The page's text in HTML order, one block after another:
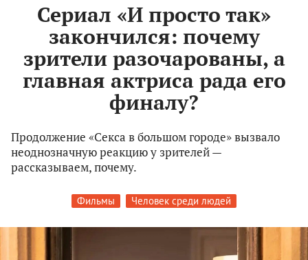
Сериал «И просто так»
закончился: почему
зрители разочарованы, а
главная актриса рада его
финалу?
Продолжение «Секса в большом городе» вызвало
неоднозначную реакцию у зрителей —
рассказываем, почему.
Фильмы Человек среди людей